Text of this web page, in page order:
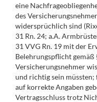
eine
des
widersprüchlich sind
31 Rn. 24; a.A.
31 VVG Rn. 19 mit der
Belehrungspflicht gemäß
Versicherungsnehmer
und richtig sein müssten;
auf korrekte Angaben
Vertragsschluss trotz